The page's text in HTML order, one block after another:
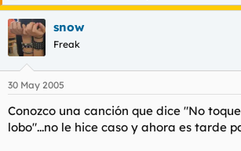
c
i
a
d
o
d
t
h
d
e
i
o
snow
Freak
30 May 2005
Conozco una canción que dice "No
lobo"...no le hice caso y ahora es tarde